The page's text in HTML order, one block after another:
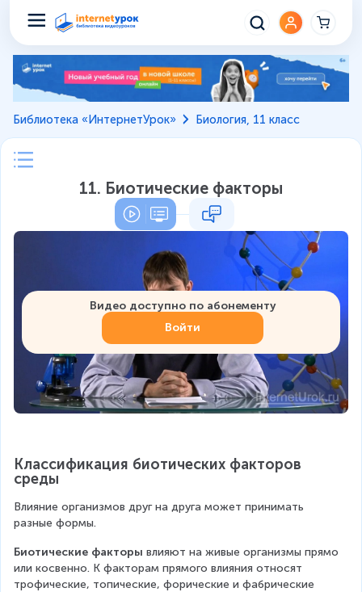
Библиотека «ИнтернетУрок» Биология, 11 класс
11. Биотические факторы
Видео доступно по абонементу
Войти
Классификация биотических факторов
среды
Влияние организмов друг на друга может принимать
разные формы.
Биотические факторы влияют на живые организмы прямо
или косвенно. К факторам прямого влияния относят
трофические, топические, форические и фабрические